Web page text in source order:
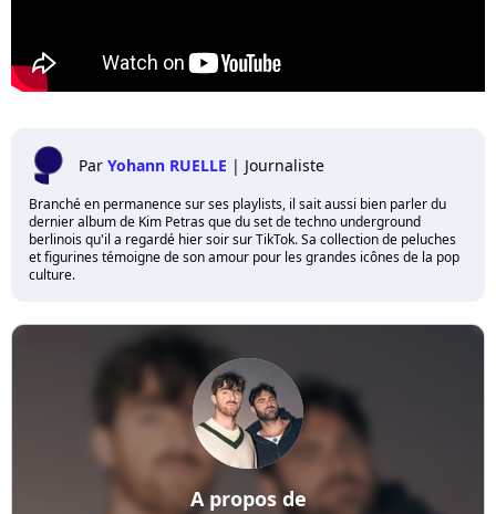
Par Yohann RUELLE | Journaliste
Branché en permanence sur ses playlists, il sait aussi bien parler du
dernier album de Kim Petras que du set de techno underground
berlinois qu'il a regardé hier soir sur TikTok. Sa collection de peluches
et figurines témoigne de son amour pour les grandes icônes de la pop
culture.
A propos de